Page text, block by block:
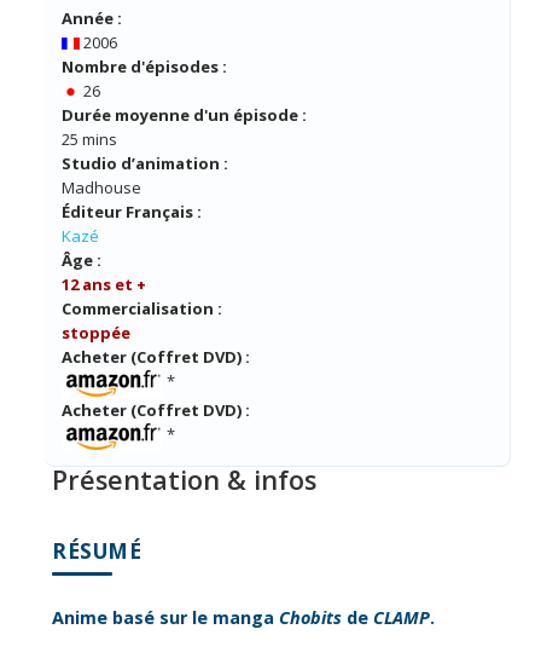
Année :
2006
Nombre d'épisodes :
26
Durée moyenne d'un épisode :
25 mins
Studio d’animation :
Madhouse
Éditeur Français :
Kazé
Âge :
12 ans et +
Commercialisation :
stoppée
Acheter (Coffret DVD) :
*
Acheter (Coffret DVD) :
*
Présentation & infos
RÉSUMÉ
Anime basé sur le manga Chobits de CLAMP.